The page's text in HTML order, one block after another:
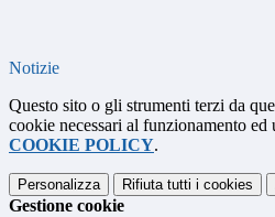
Notizie
Questo sito o gli strumenti terzi da
cookie necessari al funzionamento
COOKIE POLICY.
Personalizza Rifiuta tutti i cookies
Gestione cookie